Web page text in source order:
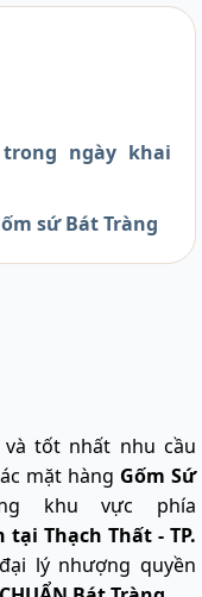
ngày khai
sứ Bát Tràng
tốt nhất nhu cầu
mặt hàng Gốm Sứ
khu vực phía
Thạch Thất - TP.
lý nhượng quyền